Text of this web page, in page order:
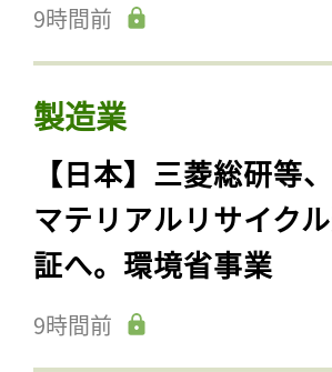
9時間前
製造業
【日本】三菱総研等
マテリアルリサイク
証へ。環境省事業
9時間前